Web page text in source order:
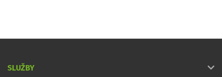
SLUŽBY